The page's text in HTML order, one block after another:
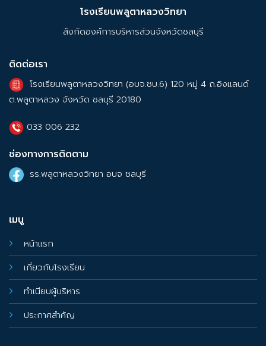
โรงเรียนพลูตาหลวงวิทยา
สังกัดองค์การบริหารส่วนจังหวัดชลบุรี
เมนู
หน้าแรก
เกี่ยวกับโรงเรียน
ทำเนียบผู้บริหาร
ประกาศสำคัญ
ติดต่อเรา
โรงเรียนพลูตาหลวงวิทยา (อบจ.ชบ.6) 120 หมู่ 4 ถ.อิงแลนด์
ต.พลูตาหลวง จังหวัด ชลบุรี 20180
033 006 232
ช่องทางการติดตาม
รร.พลูตาหลวงวิทยา อบจ ชลบุรี